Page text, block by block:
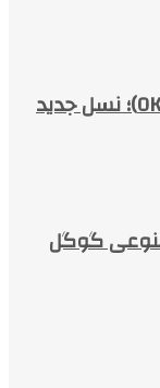
معرفی کرکره فولادی اوکر (OKER)؛ نسل جدید
گوگل